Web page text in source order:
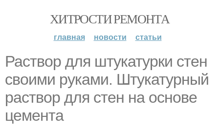
ХИТРОСТИ РЕМОНТА
главная новости статьи
Раствор для штукатурки стен
своими руками. Штукатурный
раствор для стен на основе
цемента